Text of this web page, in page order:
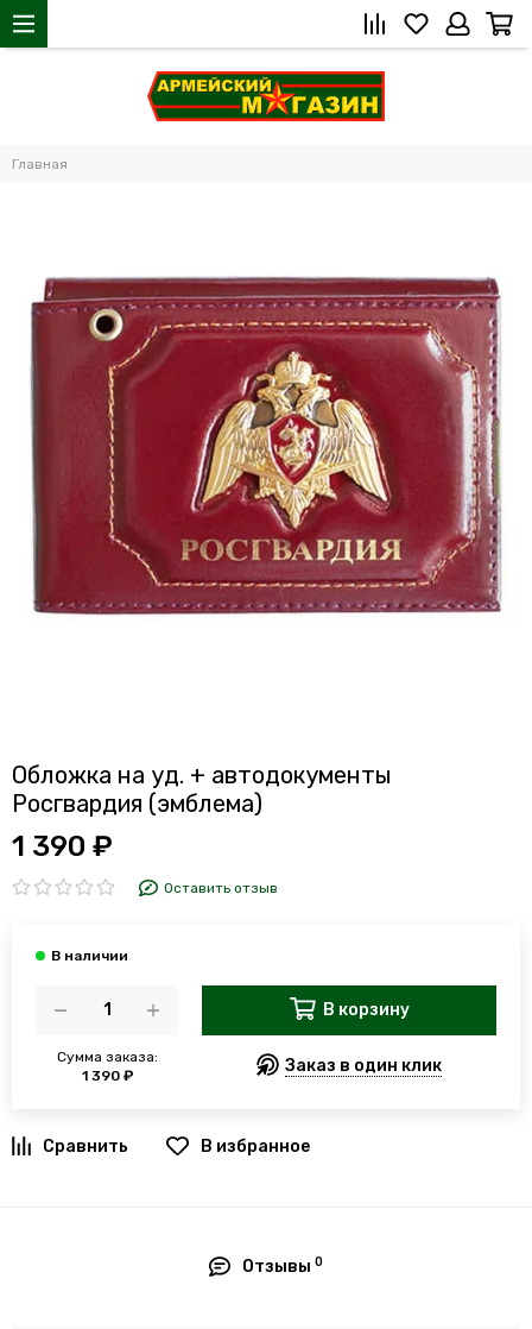
Главная
Обложка на уд. + автодокументы
Росгвардия (эмблема)
1 390 ₽
Оставить отзыв
Сумма заказа:
1 390 ₽
В корзину
Заказ в один клик
В избранное
Отзывы0